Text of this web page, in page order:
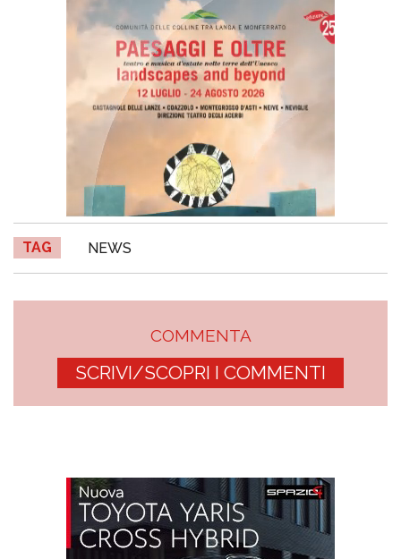
TAG NEWS
COMMENTA
SCRIVI/SCOPRI I COMMENTI